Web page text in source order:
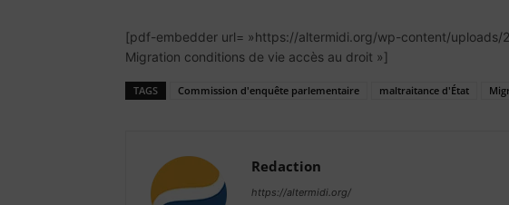
[pdf-embedder url= »https://altermidi.org/wp-content/uploads/
Migration conditions de vie accès au droit »]
TAGS Commission d'enquête parlementaire maltraitance d'État
Redaction
https://altermidi.org/